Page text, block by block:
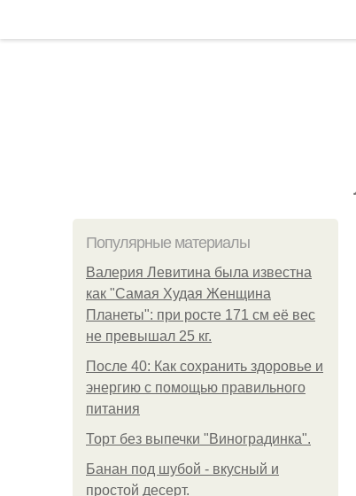
Популярные материалы
Валерия Левитина была известна
как "Самая Худая Женщина
Планеты": при росте 171 см её вес
не превышал 25 кг.
После 40: Как сохранить здоровье и
энергию с помощью правильного
питания
Торт без выпечки "Виноградинка".
Банан под шубой - вкусный и
простой десерт.